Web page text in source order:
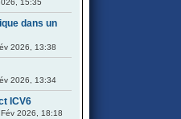
15:35
dans un
2026, 13:38
2026, 13:34
ICV6
2026, 18:18